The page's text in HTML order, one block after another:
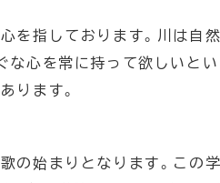
を指しております。川は自
心を常に持って欲しいとい
ります。
の始まりとなります。この